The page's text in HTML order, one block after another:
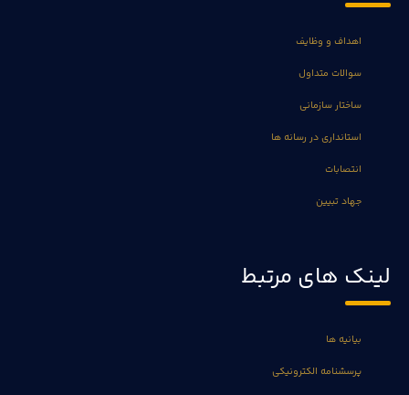
اهداف و وظایف
سوالات متداول
ساختار سازمانی
استانداری در رسانه ها
انتصابات
جهاد تبیین
لینک های مرتبط
بیانیه ها
پرسشنامه الکترونیکی